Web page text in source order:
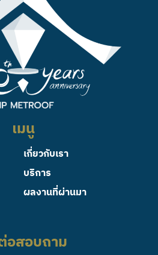
เมนู
เกี่ยวกับเรา
บริการ
ผลงานที่ผ่านมา
อสอบถาม